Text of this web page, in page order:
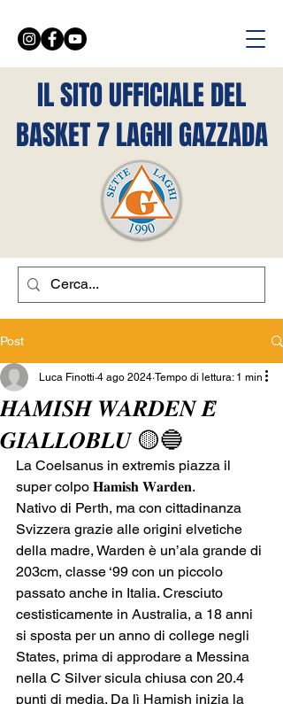
IL SITO UFFICIALE DEL
BASKET 7 LAGHI GAZZADA
Post
𝑯𝑨𝑴𝑰𝑺𝑯 𝑾𝑨𝑹𝑫𝑬𝑵 𝑬̀
𝑮𝑰𝑨𝑳𝑳𝑶𝑩𝑳𝑼 🟡🔵
Luca Finotti 4 ago 2024 Tempo di lettura: 1 min
La Coelsanus in extremis piazza il
super colpo 𝐇𝐚𝐦𝐢𝐬𝐡 𝐖𝐚𝐫𝐝𝐞𝐧.
Nativo di Perth, ma con cittadinanza
Svizzera grazie alle origini elvetiche
della madre, Warden è un’ala grande di
203cm, classe ‘99 con un piccolo
passato anche in Italia. Cresciuto
cestisticamente in Australia, a 18 anni
si sposta per un anno di college negli
States, prima di approdare a Messina
nella C Silver sicula chiusa con 20.4
punti di media. Da lì Hamish inizia la